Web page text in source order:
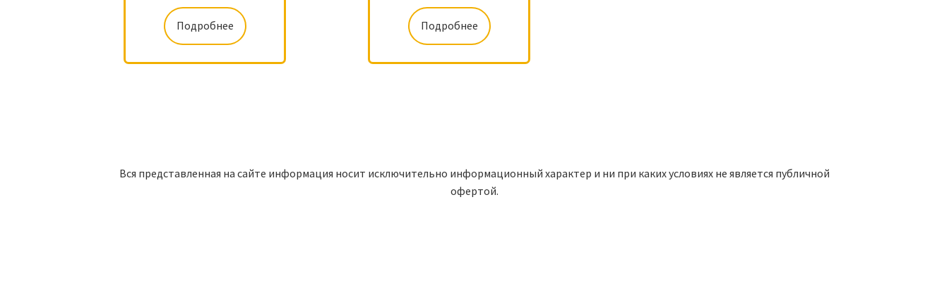
Подробнее Подробнее
Вся представленная на сайте информация носит исключительно информационный характер и ни при каких условиях не является публичной
офертой.